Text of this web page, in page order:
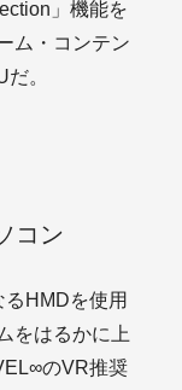
」機能を
ム・コンテン
。
コン
HMDを使用
をはるかに上
のVR推奨